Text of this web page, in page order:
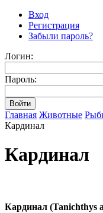
Вход
Регистрация
Забыли пароль?
Логин:
Пароль:
Главная Животные
Кардинал
Кардинал
Кардинал (Tanichthys